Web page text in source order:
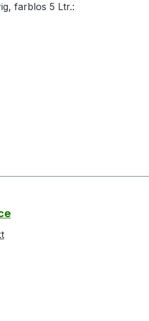
farblos 5 Ltr.: